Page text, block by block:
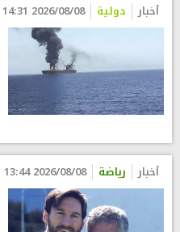
أخبار دولية 2026/08/08 14:31
أخبار رياضة 2026/08/08 13:44